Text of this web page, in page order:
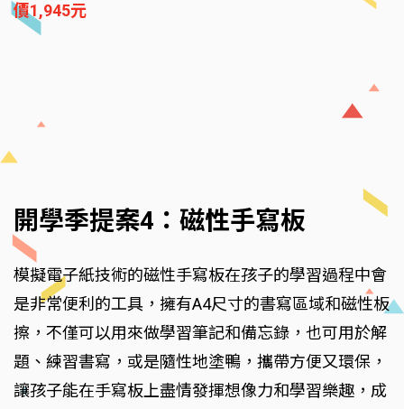
價1,945元
開學季提案4：磁性手寫板
模擬電子紙技術的磁性手寫板在孩子的學習過程中會
是非常便利的工具，擁有A4尺寸的書寫區域和磁性板
擦，不僅可以用來做學習筆記和備忘錄，也可用於解
題、練習書寫，或是隨性地塗鴨，攜帶方便又環保，
讓孩子能在手寫板上盡情發揮想像力和學習樂趣，成